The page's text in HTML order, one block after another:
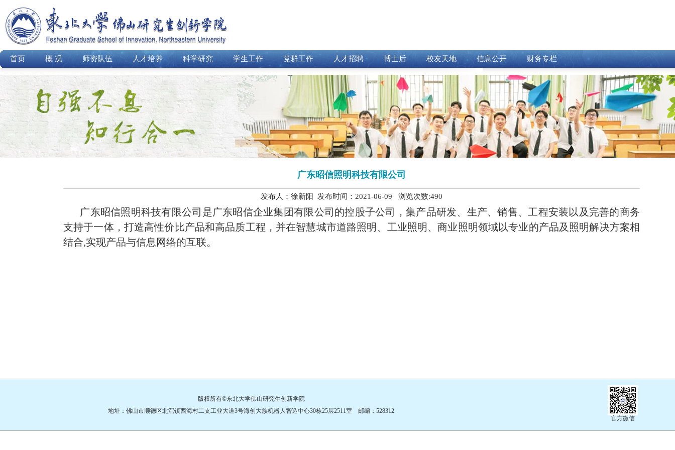
首页 概 况 师资队伍 人才培养 科学研究 学生工作 党群工作 人才招聘 博士后 校友天地 信息公开 财务专栏
广东昭信照明科技有限公司
发布人：徐新阳 发布时间：2021-06-09 浏览次数:490
广东昭信照明科技有限公司是广东昭信企业集团有限公司的控股子公司，集产品研发、生产、销售、工程安装以及完善的商务
支持于一体，打造高性价比产品和高品质工程，并在智慧城市道路照明、工业照明、商业照明领域以专业的产品及照明解决方案相
结合,实现产品与信息网络的互联。
版权所有©东北大学佛山研究生创新学院
地址：佛山市顺德区北滘镇西海村二支工业大道3号海创大族机器人智造中心30栋25层2511室 邮编：528312
官方微信